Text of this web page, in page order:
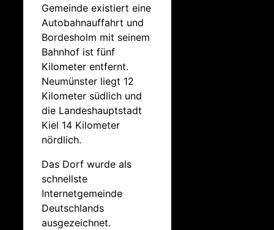
Gemeinde existiert eine
Autobahnauffahrt und
Bordesholm mit seinem
Bahnhof ist fünf
Kilometer entfernt.
Neumünster liegt 12
Kilometer südlich und
die Landeshauptstadt
Kiel 14 Kilometer
nördlich.
Das Dorf wurde als
schnellste
Internetgemeinde
Deutschlands
ausgezeichnet.